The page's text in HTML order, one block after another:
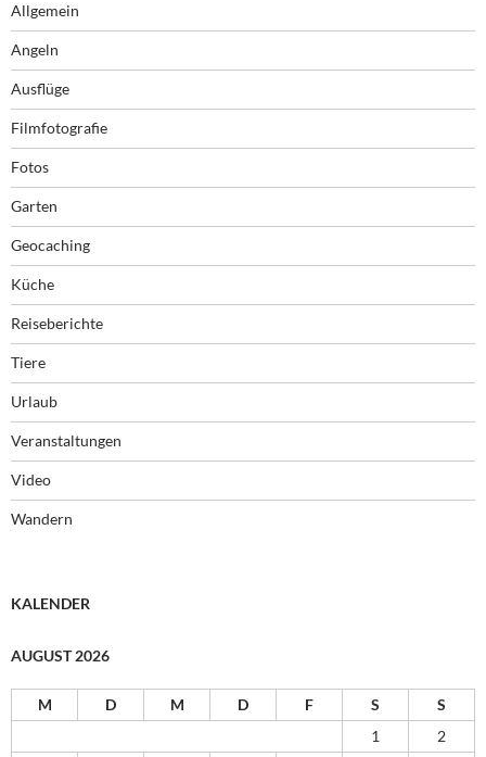
Allgemein
Angeln
Ausflüge
Filmfotografie
Fotos
Garten
Geocaching
Küche
Reiseberichte
Tiere
Urlaub
Veranstaltungen
Video
Wandern
KALENDER
AUGUST 2026
M D M D F S
S
1
2